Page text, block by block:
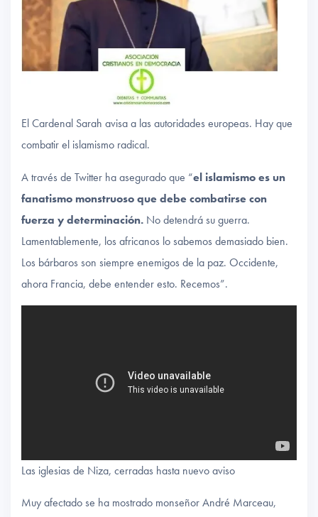
El Cardenal Sarah avisa a las autoridades europeas. Hay que
combatir el islamismo radical.
A través de Twitter ha asegurado que “el islamismo es un
fanatismo monstruoso que debe combatirse con
fuerza y ​​determinación. No detendrá su guerra.
Lamentablemente, los africanos lo sabemos demasiado bien.
Los bárbaros son siempre enemigos de la paz. Occidente,
ahora Francia, debe entender esto. Recemos”.
Las iglesias de Niza, cerradas hasta nuevo aviso
Muy afectado se ha mostrado monseñor André Marceau,